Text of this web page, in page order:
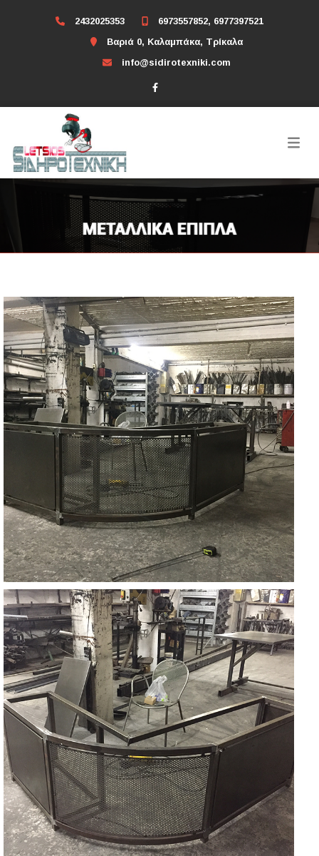
2432025353
6973557852, 6977397521
Βαριά 0, Καλαμπάκα, Τρίκαλα
info@sidirotexniki.com